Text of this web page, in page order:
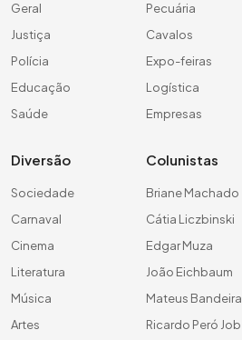
Geral
Justiça
Polícia
Educação
Saúde
Pecuária
Cavalos
Expo-feiras
Logística
Empresas
Diversão
Sociedade
Carnaval
Cinema
Literatura
Música
Artes
Colunistas
Briane Machado
Cátia Liczbinski
Edgar Muza
João Eichbaum
Mateus Bandeira
Ricardo Peró Job